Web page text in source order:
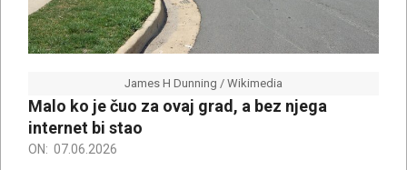
James H Dunning / Wikimedia
Malo ko je čuo za ovaj grad, a bez njega
internet bi stao
ON: 07.06.2026